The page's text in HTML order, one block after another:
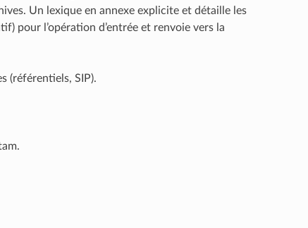
Un lexique en annexe explicite et détaille les
pour l’opération d’entrée et renvoie vers la
(référentiels, SIP).